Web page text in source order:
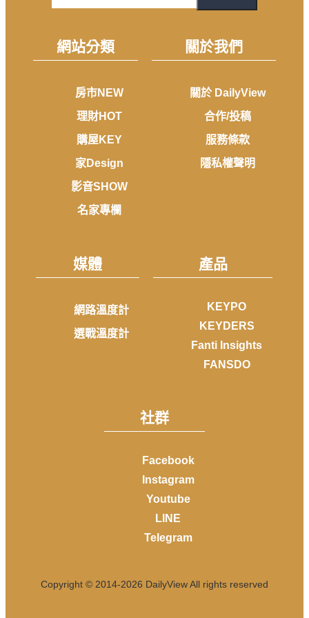
網站分類
房市NEW
理財HOT
購屋KEY
家Design
影音SHOW
名家專欄
關於我們
關於 DailyView
合作/投稿
服務條款
隱私權聲明
媒體
網路溫度計
選戰溫度計
產品
KEYPO
KEYDERS
Fanti Insights
FANSDO
社群
Facebook
Instagram
Youtube
LINE
Telegram
Copyright © 2014-2026 DailyView All rights reserved